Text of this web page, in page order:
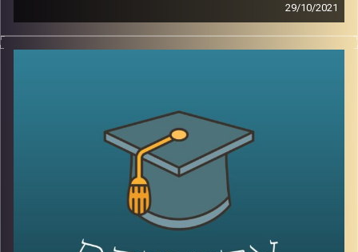
29/10/2021
מכוניות אוטונומיות שנוסעות ללא שליטת אדם נמצאות
ברגעים אלו על כבישי ישראל כשהחוק עדיין מחייב נהג
תהיה המשמעות של עדות בבית משפט כאשר תופעת
ה"דיפ-פייק" תתרחב ולא נוכל לסמוך על מה שאנחנו רואים
האם המשפט עומד בקצב של הסטארט-אפ ניישן? ד"ר אביב
גאון, מומחה למשפט וטכנולוגיה מדבר על הקשר בין שני